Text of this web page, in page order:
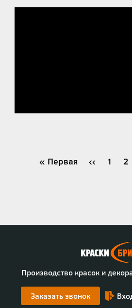
Нумерация
Первая
« Первая ←
‹‹ 1 2
Производство красок и
Заказать звонок